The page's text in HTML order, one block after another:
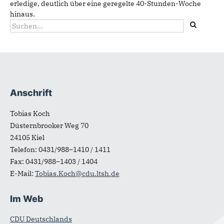
erledige, deutlich über eine geregelte 40-Stunden-Woche
hinaus.
Suchformular
Suche
Fußbereich
Anschrift
Tobias Koch
Düsternbrooker Weg 70
24105Kiel
Telefon: 0431/988–1410 / 1411
Fax: 0431/988–1403 / 1404
E-Mail: Tobias.Koch@cdu.ltsh.de
Im Web
CDU Deutschlands